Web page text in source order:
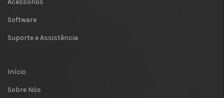
Acessórios
Software
Suporte e Assistência
Início
Sobre Nós